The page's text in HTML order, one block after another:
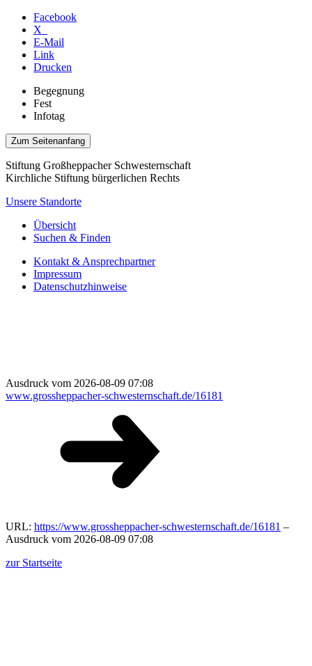
Facebook
X
E-Mail
Link
Drucken
Begegnung
Fest
Infotag
Zum Seitenanfang
Stiftung Großheppacher Schwesternschaft
Kirchliche Stiftung bürgerlichen Rechts
Unsere Standorte
Übersicht
Suchen & Finden
Kontakt & Ansprechpartner
Impressum
Datenschutzhinweise
Ausdruck vom 2026-08-09 07:08
www.grossheppacher-schwesternschaft.de/16181
URL: https://www.grossheppacher-schwesternschaft.de/16181 –
Ausdruck vom 2026-08-09 07:08
zur Startseite